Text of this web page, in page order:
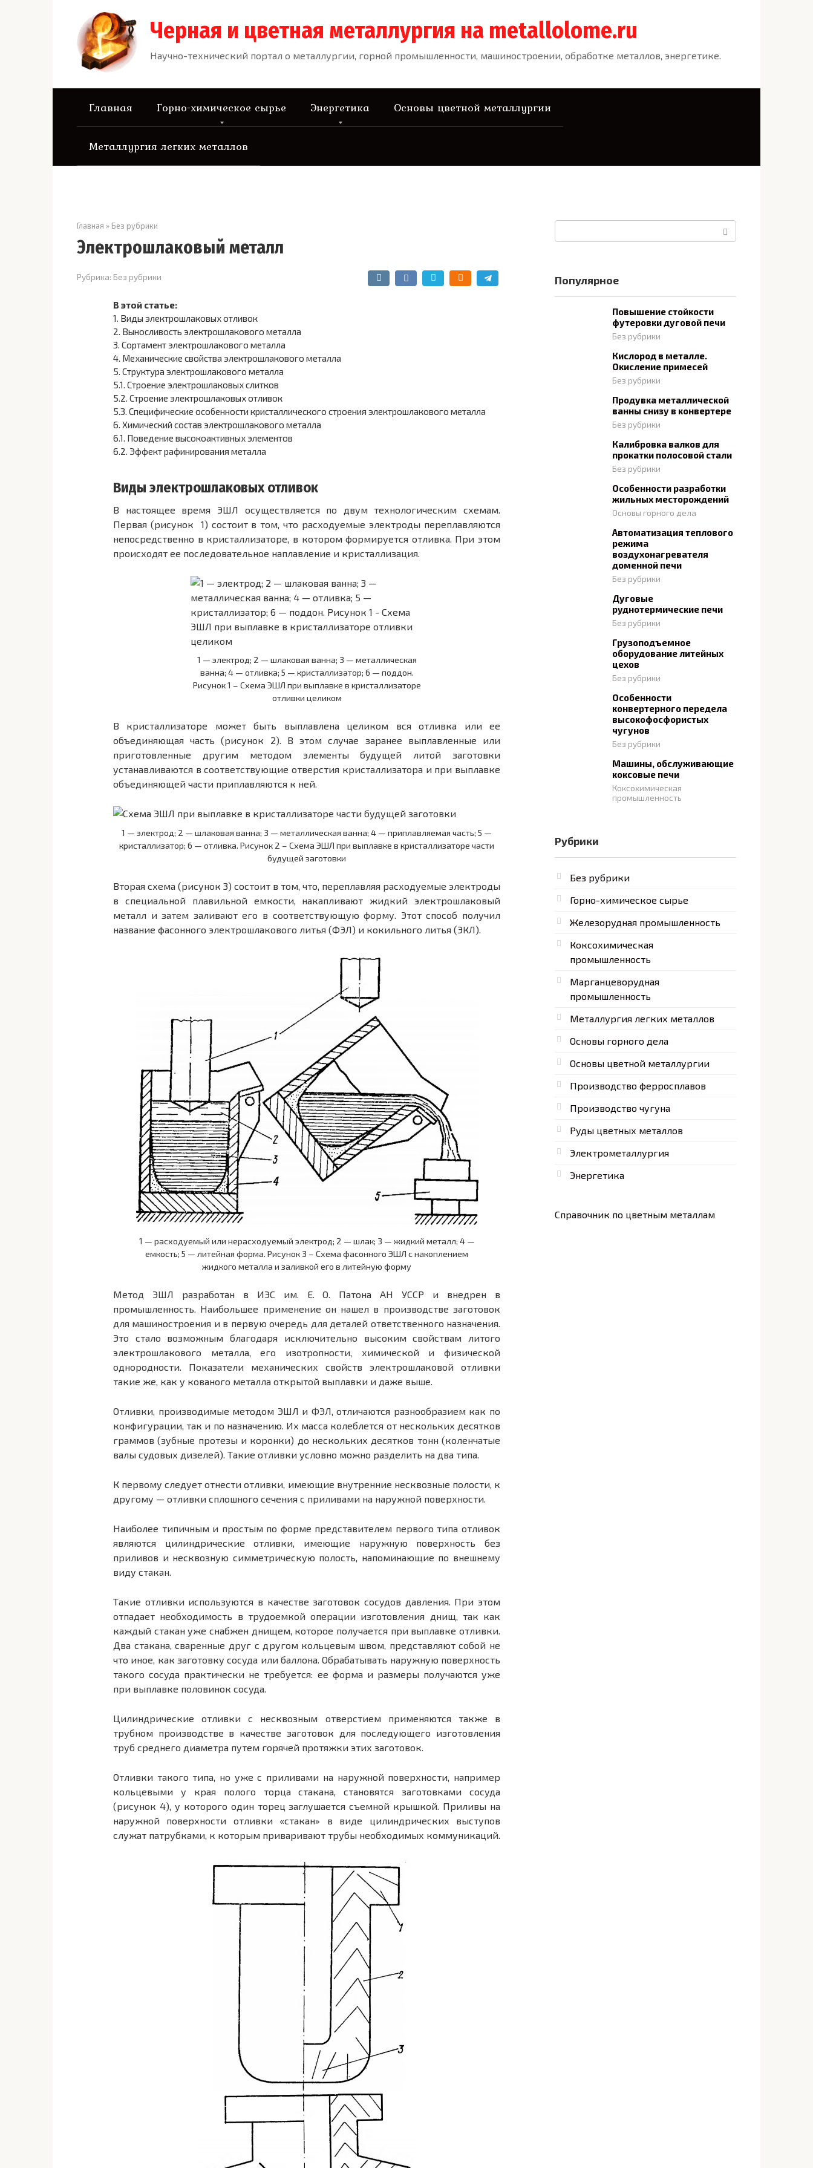
Черная и цветная металлургия на metallolome.ru
Научно-технический портал о металлургии, горной промышленности, машиностроении, обработке металлов, энергетике.
Главная Горно-химическое сырье Энергетика Основы цветной металлургии
Металлургия легких металлов
Главная » Без рубрики
Электрошлаковый металл
Рубрика: Без рубрики
В этой статье:
1. Виды электрошлаковых отливок
2. Выносливость электрошлакового металла
3. Сортамент электрошлакового металла
4. Механические свойства электрошлакового металла
5. Структура электрошлакового металла
5.1. Строение электрошлаковых слитков
5.2. Строение электрошлаковых отливок
5.3. Специфические особенности кристаллического строения электрошлакового металла
6. Химический состав электрошлакового металла
6.1. Поведение высокоактивных элементов
6.2. Эффект рафинирования металла
Виды электрошлаковых отливок
В настоящее время ЭШЛ осуществляется по двум технологическим схемам.
Первая (рисунок 1) состоит в том, что расходуемые электроды переплавляются
непосредственно в кристаллизаторе, в котором формируется отливка. При этом
происходят ее последовательное наплавление и кристаллизация.
1 — электрод; 2 — шлаковая ванна; 3 — металлическая
ванна; 4 — отливка; 5 — кристаллизатор; 6 — поддон.
Рисунок 1 – Схема ЭШЛ при выплавке в кристаллизаторе
отливки целиком
В кристаллизаторе может быть выплавлена целиком вся отливка или ее
объединяющая часть (рисунок 2). В этом случае заранее выплавленные или
приготовленные другим методом элементы будущей литой заготовки
устанавливаются в соответствующие отверстия кристаллизатора и при выплавке
объединяющей части приплавляются к ней.
1 — электрод; 2 — шлаковая ванна; 3 — металлическая ванна; 4 — приплавляемая часть; 5 —
кристаллизатор; 6 — отливка. Рисунок 2 – Схема ЭШЛ при выплавке в кристаллизаторе части
будущей заготовки
Вторая схема (рисунок 3) состоит в том, что, переплавляя расходуемые электроды
в специальной плавильной емкости, накапливают жидкий электрошлаковый
металл и затем заливают его в соответствующую форму. Этот способ получил
название фасонного электрошлакового литья (ФЭЛ) и кокильного литья (ЭКЛ).
1 — расходуемый или нерасходуемый электрод; 2 — шлак; 3 — жидкий металл; 4 —
емкость; 5 — литейная форма. Рисунок 3 – Схема фасонного ЭШЛ с накоплением
жидкого металла и заливкой его в литейную форму
Метод ЭШЛ разработан в ИЭС им. Е. О. Патона АН УССР и внедрен в
промышленность. Наибольшее применение он нашел в производстве заготовок
для машиностроения и в первую очередь для деталей ответственного назначения.
Это стало возможным благодаря исключительно высоким свойствам литого
электрошлакового металла, его изотропности, химической и физической
однородности. Показатели механических свойств электрошлаковой отливки
такие же, как у кованого металла открытой выплавки и даже выше.
Отливки, производимые методом ЭШЛ и ФЭЛ, отличаются разнообразием как по
конфигурации, так и по назначению. Их масса колеблется от нескольких десятков
граммов (зубные протезы и коронки) до нескольких десятков тонн (коленчатые
валы судовых дизелей). Такие отливки условно можно разделить на два типа.
К первому следует отнести отливки, имеющие внутренние несквозные полости, к
другому — отливки сплошного сечения с приливами на наружной поверхности.
Наиболее типичным и простым по форме представителем первого типа отливок
являются цилиндрические отливки, имеющие наружную поверхность без
приливов и несквозную симметрическую полость, напоминающие по внешнему
виду стакан.
Такие отливки используются в качестве заготовок сосудов давления. При этом
отпадает необходимость в трудоемкой операции изготовления днищ, так как
каждый стакан уже снабжен днищем, которое получается при выплавке отливки.
Два стакана, сваренные друг с другом кольцевым швом, представляют собой не
что иное, как заготовку сосуда или баллона. Обрабатывать наружную поверхность
такого сосуда практически не требуется: ее форма и размеры получаются уже
при выплавке половинок сосуда.
Цилиндрические отливки с несквозным отверстием применяются также в
трубном производстве в качестве заготовок для последующего изготовления
труб среднего диаметра путем горячей протяжки этих заготовок.
Отливки такого типа, но уже с приливами на наружной поверхности, например
кольцевыми у края полого торца стакана, становятся заготовками сосуда
(рисунок 4), у которого один торец заглушается съемной крышкой. Приливы на
наружной поверхности отливки «стакан» в виде цилиндрических выступов
служат патрубками, к которым приваривают трубы необходимых коммуникаций.
Популярное
Повышение стойкости
футеровки дуговой печи
Без рубрики
Кислород в металле.
Окисление примесей
Без рубрики
Продувка металлической
ванны снизу в конвертере
Без рубрики
Калибровка валков для
прокатки полосовой стали
Без рубрики
Особенности разработки
жильных месторождений
Основы горного дела
Автоматизация теплового
режима
воздухонагревателя
доменной печи
Без рубрики
Дуговые
руднотермические печи
Без рубрики
Грузоподъемное
оборудование литейных
цехов
Без рубрики
Особенности
конвертерного передела
высокофосфористых
чугунов
Без рубрики
Машины, обслуживающие
коксовые печи
Коксохимическая
промышленность
Рубрики
Без рубрики
Горно-химическое сырье
Железорудная промышленность
Коксохимическая
промышленность
Марганцеворудная
промышленность
Металлургия легких металлов
Основы горного дела
Основы цветной металлургии
Производство ферросплавов
Производство чугуна
Руды цветных металлов
Электрометаллургия
Энергетика
Справочник по цветным металлам